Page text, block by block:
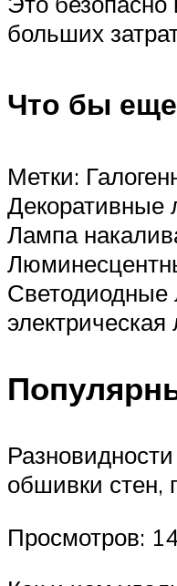
больших
Что бы
Метки:
Декоративные
Лампа
обшивки стен,
Просмотров: